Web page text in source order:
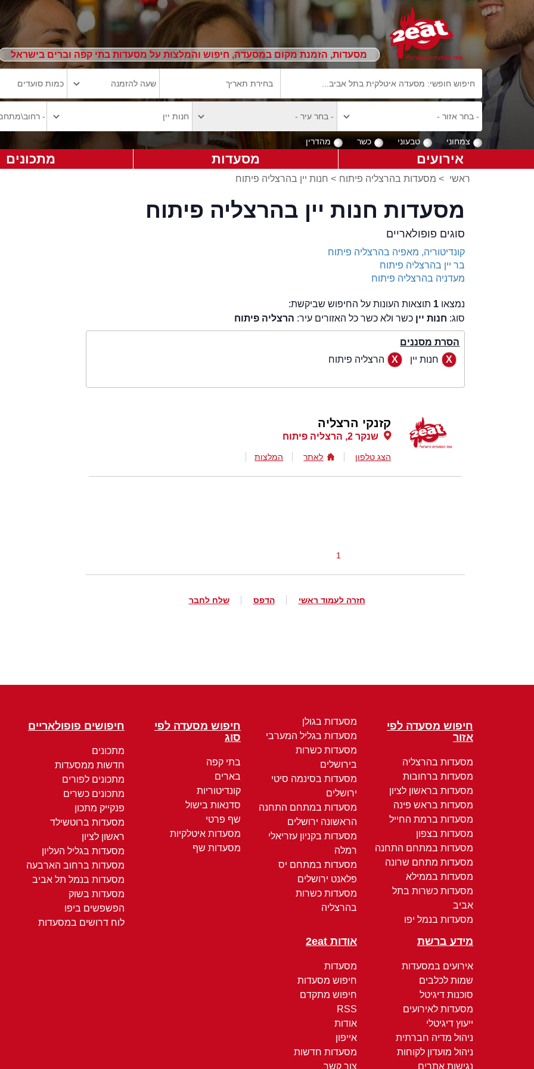
מסעדות, הזמנת מקום במסעדה, חיפוש והמלצות על מסעדות בתי קפה וברים בישראל
צמחוני טבעוני כשר מהדרין
אירועים מסעדות מתכונים
ראשי > מסעדות בהרצליה פיתוח > חנות יין בהרצליה פיתוח
מסעדות חנות יין בהרצליה פיתוח
סוגים פופולאריים
קונדיטוריה, מאפיה בהרצליה פיתוח
בר יין בהרצליה פיתוח
מעדניה בהרצליה פיתוח
נמצאו 1 תוצאות העונות על החיפוש שביקשת:
סוג: חנות יין כשר ולא כשר כל האזורים עיר: הרצליה פיתוח
הסרת מסננים
חנות יין
הרצליה פיתוח
קזנקי הרצליה
שנקר 2, הרצליה פיתוח
הצג טלפון לאתר המלצות
1
חזרה לעמוד ראשי הדפס שלח לחבר
חיפוש מסעדה לפי
אזור
מסעדות בהרצליה
מסעדות ברחובות
מסעדות בראשון לציון
מסעדות בראש פינה
מסעדות ברמת החייל
מסעדות בצפון
מסעדות במתחם התחנה
מסעדות מתחם שרונה
מסעדות בממילא
מסעדות כשרות בתל
אביב
מסעדות בנמל יפו
מסעדות בגולן
מסעדות בגליל המערבי
מסעדות כשרות
בירושלים
מסעדות בסינמה סיטי
ירושלים
מסעדות במתחם התחנה
הראשונה ירושלים
מסעדות בקניון עזריאלי
רמלה
מסעדות במתחם יס
פלאנט ירושלים
מסעדות כשרות
בהרצליה
חיפוש מסעדה לפי
סוג
בתי קפה
בארים
קונדיטוריות
סדנאות בישול
שף פרטי
מסעדות איטלקיות
מסעדות שף
חיפושים פופולאריים
מתכונים
חדשות ממסעדות
מתכונים לפורים
מתכונים כשרים
פנקייק מתכון
מסעדות ברוטשילד
ראשון לציון
מסעדות בגליל העליון
מסעדות ברחוב הארבעה
מסעדות בנמל תל אביב
מסעדות בשוק
הפשפשים ביפו
לוח דרושים במסעדות
מידע ברשת
אירועים במסעדות
שמות לכלבים
סוכנות דיגיטל
מסעדות לאירועים
ייעוץ דיגיטלי
ניהול מדיה חברתית
ניהול מועדון לקוחות
נגישות אתרים
אודות 2eat
מסעדות
חיפוש מסעדות
חיפוש מתקדם
RSS
אודות
אייפון
מסעדות חדשות
צור קשר